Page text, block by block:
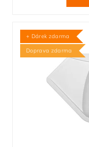
+ Dárek zdarma
Doprava zdarma